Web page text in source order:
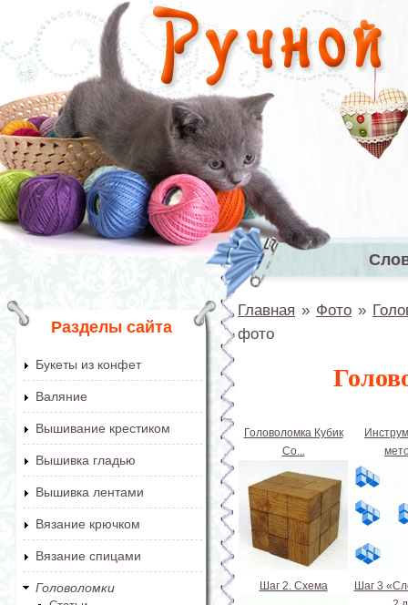
Перейти к основному содержанию
Главное
Разделы сайта
Букеты из конфет
Валяние
Вышивание крестиком
Вышивка гладью
Вышивка лентами
Вязание крючком
Вязание спицами
Головоломки
Вы здесь
Главная » Фото »
фото
Головоломка Кубик
Со...
Шаг 2. Схема
Шаг 3